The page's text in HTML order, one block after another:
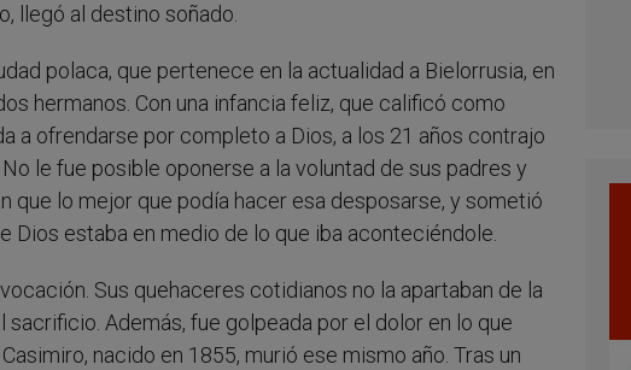
llegó al destino soñado.
polaca, que pertenece en la actualidad a Bielorrusia, en
hermanos. Con una infancia feliz, que calificó como
a ofrendarse por completo a Dios, a los 21 años contrajo
le fue posible oponerse a la voluntad de sus padres y
que lo mejor que podía hacer esa desposarse, y sometió
estaba en medio de lo que iba aconteciéndole.
Sus quehaceres cotidianos no la apartaban de la
Además, fue golpeada por el dolor en lo que
nacido en 1855, murió ese mismo año. Tras un